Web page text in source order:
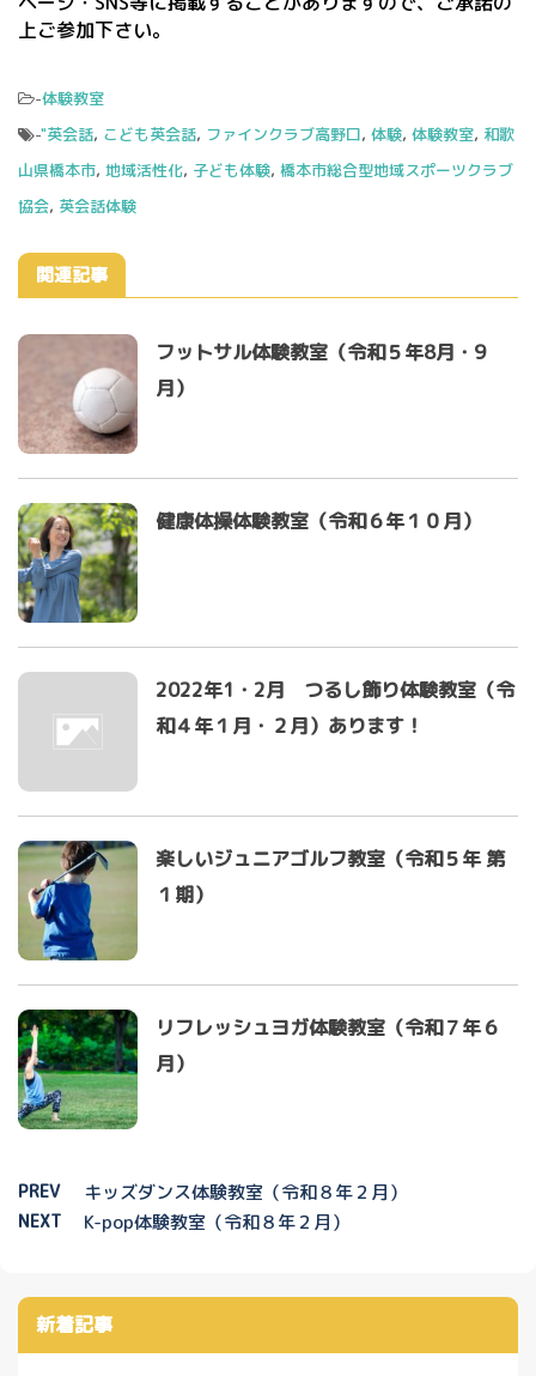
上ご参加下さい。
-体験教室
-"英会話, こども英会話, ファインクラブ高野口, 体験, 体験教室, 和歌
山県橋本市, 地域活性化, 子ども体験, 橋本市総合型地域スポーツクラブ
協会, 英会話体験
関連記事
フットサル体験教室（令和５年8月・9
月）
健康体操体験教室（令和６年１０月）
2022年1・2月 つるし飾り体験教室（令
和４年１月・２月）あります！
楽しいジュニアゴルフ教室（令和５年 第
１期）
リフレッシュヨガ体験教室（令和７年６
月）
PREV キッズダンス体験教室（令和８年２月）
NEXT K-pop体験教室（令和８年２月）
新着記事